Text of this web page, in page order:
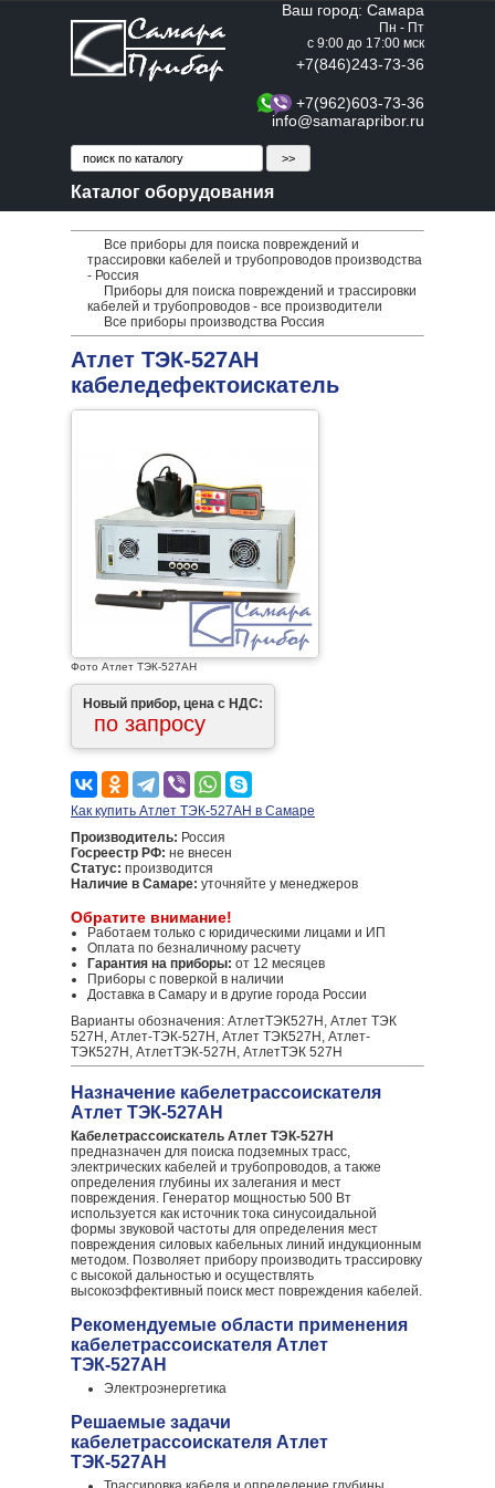
Ваш город: Самара
Пн - Пт
с 9:00 до 17:00 мск
+7(846)243-73-36
+7(962)603-73-36
info@samarapribor.ru
Каталог оборудования
Все приборы для поиска повреждений и
трассировки кабелей и трубопроводов производства
- Россия
Приборы для поиска повреждений и трассировки
кабелей и трубопроводов - все производители
Все приборы производства Россия
Атлет ТЭК-527АН
кабеледефектоискатель
Фото Атлет ТЭК-527АН
Новый прибор, цена с НДС:
по запросу
Как купить Атлет ТЭК-527АН в Самаре
Производитель: Россия
Госреестр РФ: не внесен
Статус: производится
Наличие в Самаре: уточняйте у менеджеров
Обратите внимание!
Работаем только с юридическими лицами и ИП
Оплата по безналичному расчету
Гарантия на приборы: от 12 месяцев
Приборы с поверкой в наличии
Доставка в Самару и в другие города России
Варианты обозначения: АтлетТЭК527Н, Атлет ТЭК
527Н, Атлет-ТЭК-527Н, Атлет ТЭК527Н, Атлет-
ТЭК527Н, АтлетТЭК-527Н, АтлетТЭК 527Н
Назначение кабелетрассоискателя
Атлет ТЭК-527АН
Кабелетрассоискатель Атлет ТЭК-527Н
предназначен для поиска подземных трасс,
электрических кабелей и трубопроводов, а также
определения глубины их залегания и мест
повреждения. Генератор мощностью 500 Вт
используется как источник тока синусоидальной
формы звуковой частоты для определения мест
повреждения силовых кабельных линий индукционным
методом. Позволяет прибору производить трассировку
с высокой дальностью и осуществлять
высокоэффективный поиск мест повреждения кабелей.
Рекомендуемые области применения
кабелетрассоискателя Атлет
ТЭК-527АН
Электроэнергетика
Решаемые задачи
кабелетрассоискателя Атлет
ТЭК-527АН